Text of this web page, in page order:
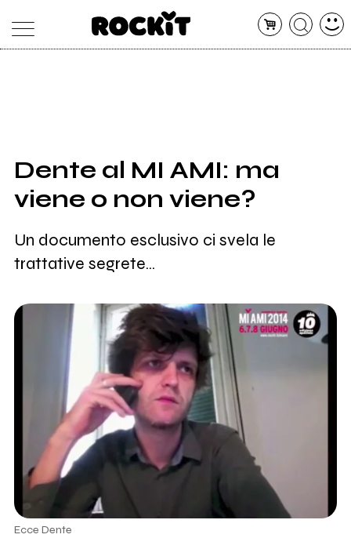
SHOP
RADIO
Dente al MI AMI: ma
viene o non viene?
Un documento esclusivo ci svela le
trattative segrete...
Ecce Dente